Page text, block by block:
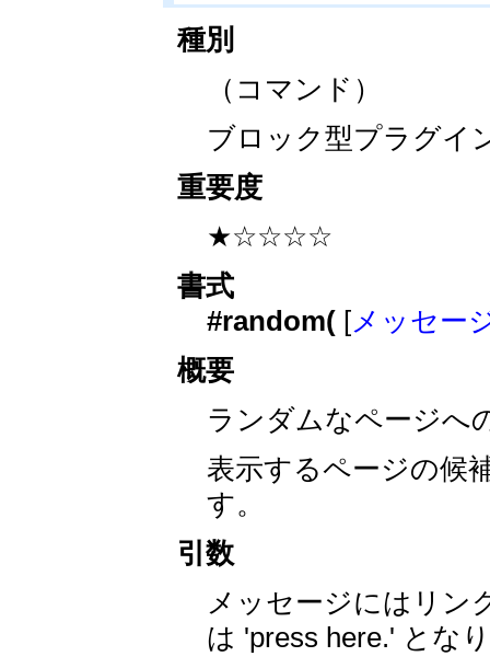
種別
（コマンド）
ブロック型プラグイ
重要度
★☆☆☆☆
書式
#random( [メッセー
概要
ランダムなページへ
表示するページの候
す。
引数
メッセージにはリン
は 'press here.' とな